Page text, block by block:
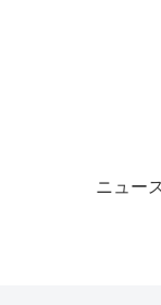
ニュー